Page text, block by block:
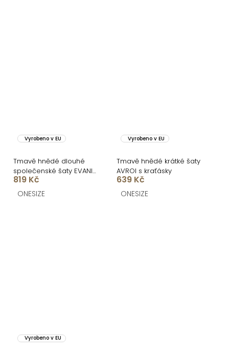
Vyrobeno v EU
Tmavě hnědé dlouhé
společenské šaty EVANIE
s průstřihy
819 Kč
ONESIZE
Vyrobeno v EU
Tmavě hnědé krátké šaty
AVROI s kraťásky
639 Kč
ONESIZE
Vyrobeno v EU